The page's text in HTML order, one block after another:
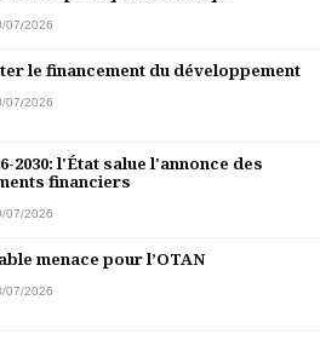
07/2026
le financement du développement
07/2026
2030: l'État salue l'annonce des
financiers
07/2026
menace pour l’OTAN
07/2026